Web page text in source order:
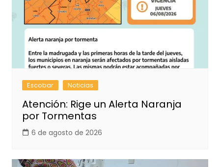
Escobar Noticias
Atención: Rige un Alerta Naranja
por Tormentas
6 de agosto de 2026